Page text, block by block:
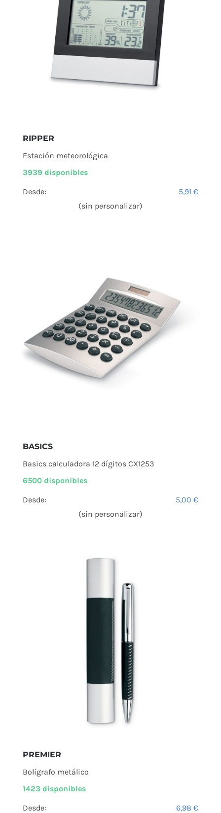
RIPPER
Estación meteorológica
3939 disponibles
Desde: 5,91€
(sin personalizar)
BASICS
Basics calculadora 12 dígitos CX1253
6500 disponibles
Desde: 5,00€
(sin personalizar)
PREMIER
Bolígrafo metálico
1423 disponibles
Desde: 6,98€